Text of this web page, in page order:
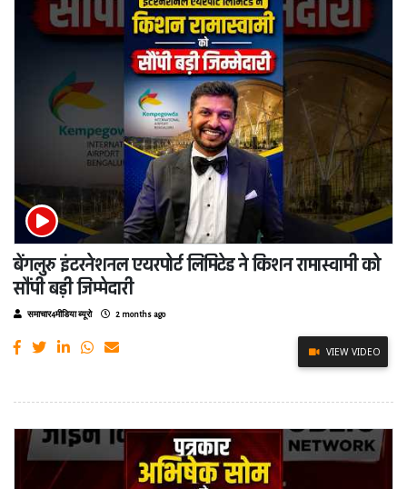
बेंगलुरु इंटरनेशनल एयरपोर्ट लिमिटेड ने किशन रामास्वामी को
सौंपी बड़ी जिम्मेदारी
समाचार4मीडिया ब्यूरो 2 months ago
VIEW VIDEO